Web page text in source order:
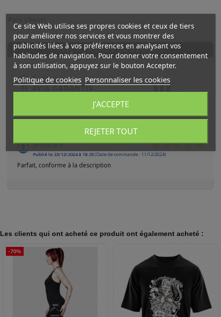
AVIS À PROPOS DU PRODUIT
Avis soumis à un contrôle
10/10
Jessica P.
Publié le 23/12/2024 à 18:25(Date de commande : 11/12/2024)
Parfait, conforme à la description
Les clients qui ont acheté ce produit ont également acheté :
-70%
Ce site Web utilise ses propres cookies et ceux de tiers
pour améliorer nos services et vous montrer des
publicités liées à vos préférences en analysant vos
habitudes de navigation. Pour donner votre consentement
à son utilisation, appuyez sur le bouton Accepter.
Politique de cookies Personnaliser les cookies
REJETER TOUT
J'ACCEPTE